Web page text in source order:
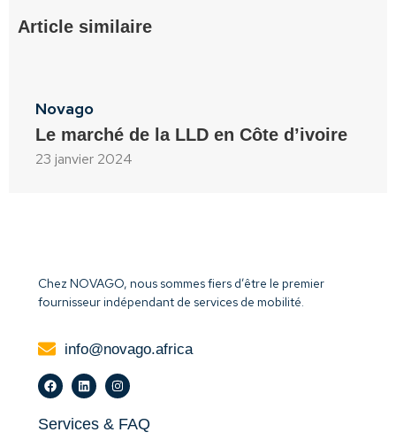
Article similaire
Novago
Le marché de la LLD en Côte d’ivoire
23 janvier 2024
Chez NOVAGO, nous sommes fiers d’être le premier
fournisseur indépendant de services de mobilité.
info@novago.africa
Services & FAQ